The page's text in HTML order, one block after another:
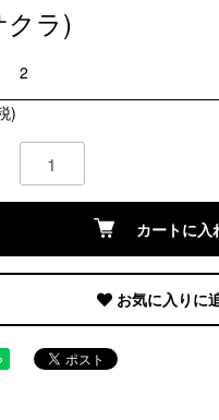
クラ)
2
)
カートに入
お気に入りに